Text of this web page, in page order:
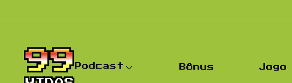
Podcast Bônus Jogo